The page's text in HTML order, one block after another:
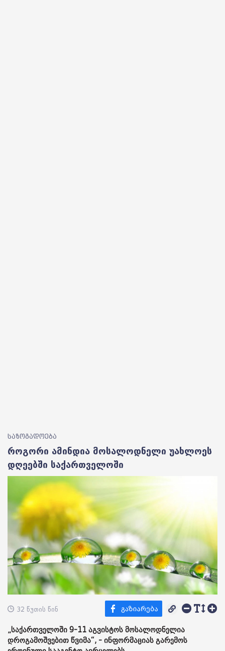
საზოგადოება
როგორი ამინდია მოსალოდნელი უახლოეს
დღეებში საქართველოში
32 წუთის წინ
„საქართველოში 9-11 აგვისტოს მოსალოდნელია
დროგამოშვებით წვიმა“, - ინფორმაციას გარემოს